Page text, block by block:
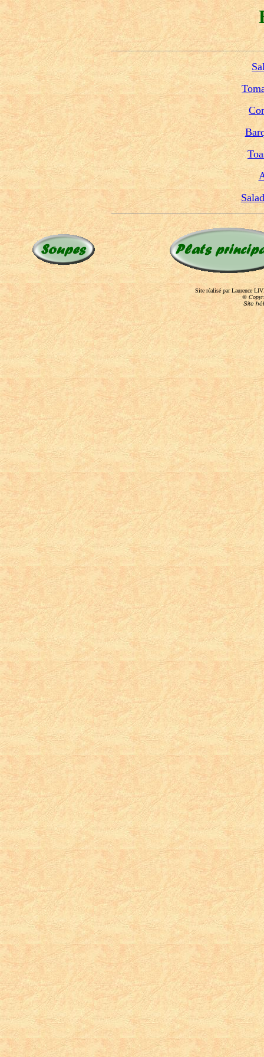
Site réalisé par Laurence
©
Site